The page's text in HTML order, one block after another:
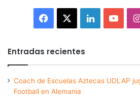
Facebook LinkedIn
Entradas recientes
Coach de Escuelas Aztecas UDLAP
Football en Alemania